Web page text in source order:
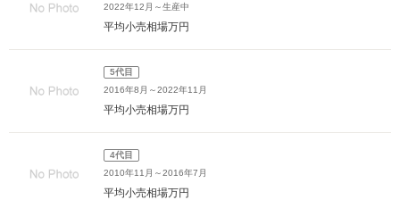
2022年12月～生産中
平均小売相場万円
5代目
2016年8月～2022年11月
平均小売相場万円
4代目
2010年11月～2016年7月
平均小売相場万円